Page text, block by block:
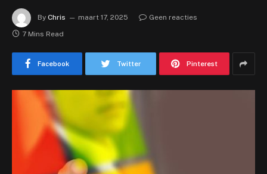
By Chris maart 17, 2025
Geen reacties
7 Mins Read
Facebook Twitter Pinterest